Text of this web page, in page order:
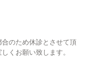
のため休診とさせて頂
くお願い致します。